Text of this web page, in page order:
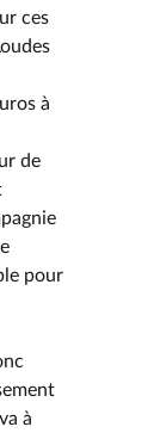
ces
à
de
pour
à